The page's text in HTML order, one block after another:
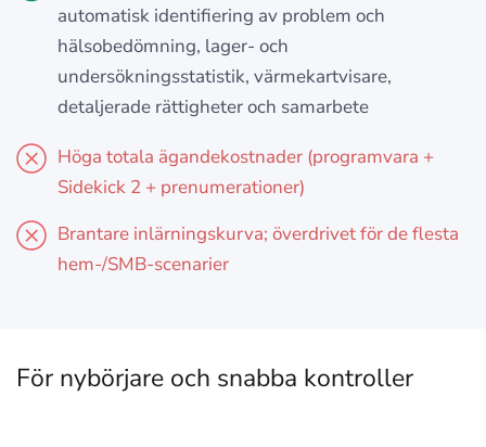
automatisk identifiering av problem och
hälsobedömning, lager- och
undersökningsstatistik, värmekartvisare,
detaljerade rättigheter och samarbete
Höga totala ägandekostnader (programvara +
Sidekick 2 + prenumerationer)
Brantare inlärningskurva; överdrivet för de flesta
hem-/SMB-scenarier
För nybörjare och snabba kontroller